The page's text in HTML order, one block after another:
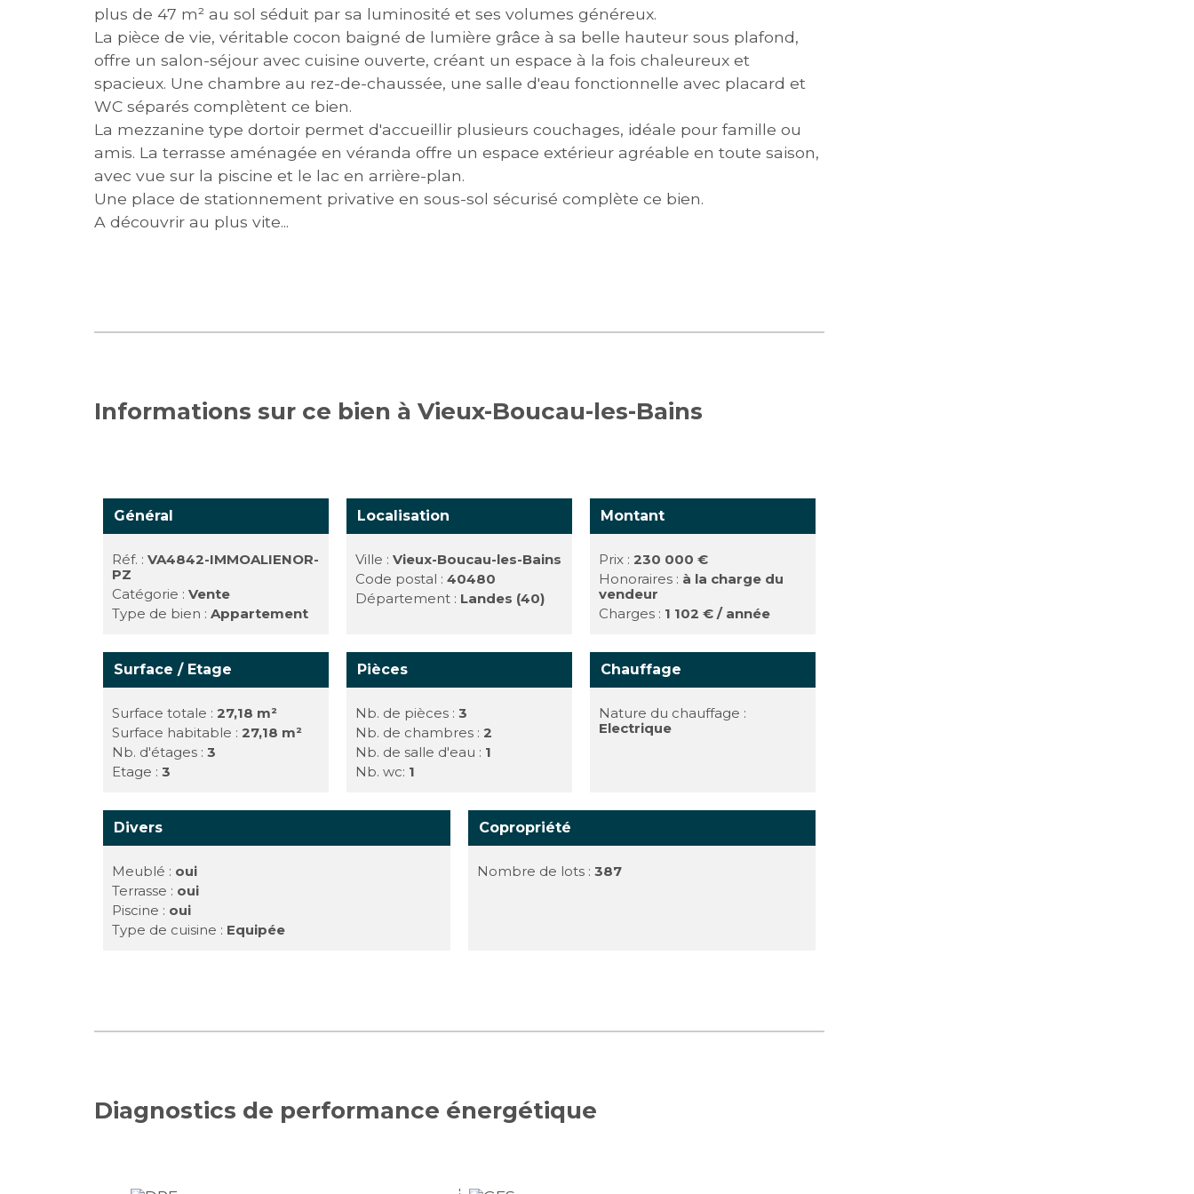
plus de 47 m² au sol séduit par sa luminosité et ses volumes généreux.
La pièce de vie, véritable cocon baigné de lumière grâce à sa belle hauteur sous plafond,
offre un salon-séjour avec cuisine ouverte, créant un espace à la fois chaleureux et
spacieux. Une chambre au rez-de-chaussée, une salle d'eau fonctionnelle avec placard et
WC séparés complètent ce bien.
La mezzanine type dortoir permet d'accueillir plusieurs couchages, idéale pour famille ou
amis. La terrasse aménagée en véranda offre un espace extérieur agréable en toute saison,
avec vue sur la piscine et le lac en arrière-plan.
Une place de stationnement privative en sous-sol sécurisé complète ce bien.
A découvrir au plus vite...
Informations sur ce bien à Vieux-Boucau-les-Bains
Général
Réf. :VA4842-IMMOALIENOR-
PZ
Catégorie :Vente
Type de bien :Appartement
Localisation
Ville :Vieux-Boucau-les-Bains
Code postal :40480
Département : Landes (40)
Montant
Prix : 230 000 €
Honoraires : à la charge du
vendeur
Charges : 1 102 € / année
Surface / Etage
Surface totale :27,18 m²
Surface habitable :27,18 m²
Nb. d'étages :3
Etage :3
Pièces
Nb. de pièces :3
Nb. de chambres :2
Nb. de salle d'eau : 1
Nb. wc: 1
Chauffage
Nature du chauffage :
Electrique
Divers
Meublé : oui
Terrasse : oui
Piscine : oui
Type de cuisine : Equipée
Copropriété
Nombre de lots : 387
Diagnostics de performance énergétique